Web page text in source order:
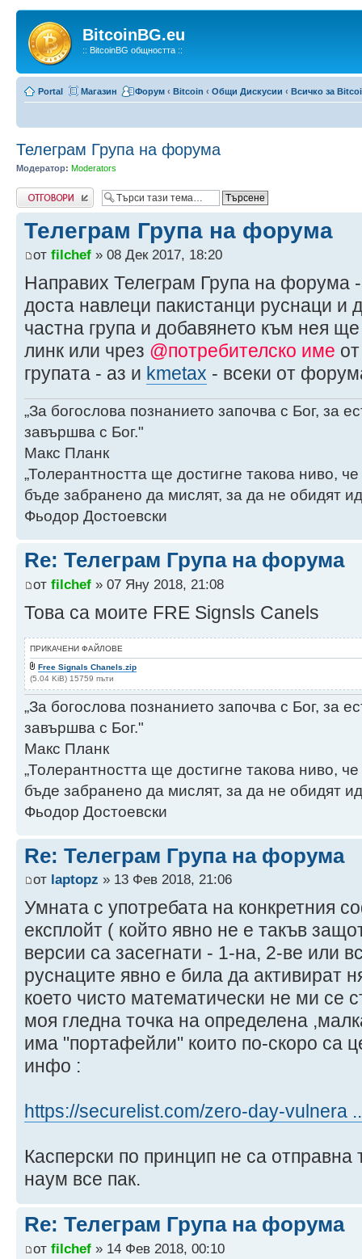
BitcoinBG.eu
:: BitcoinBG общността ::
Portal Магазин Форум ‹ Bitcoin ‹ Общи Дискусии ‹ Всичко за
Телеграм Група на форума
Модератор: Moderators
Write comments
Телеграм Група на форума
от filchef » 08 Дек 2017, 18:20
Направих Телеграм Група на форума
доста навлеци пакистанци руснаци и
частна група и добавянето към нея
линк или чрез @потребителско име
групата - аз и kmetax - всеки от
„За богослова познанието започва с Бог, за
завършва с Бог."
Макс Планк
„Толерантността ще достигне такова ниво,
бъде забранено да мислят, за да не обидят
Фьодор Достоевски
Re: Телеграм Група на форума
от filchef » 07 Яну 2018, 21:08
Това са моите FRE Signsls Canels
ПРИКАЧЕНИ ФАЙЛОВЕ
Free Signals Chanels.zip
(5.04 KiB) 15759 пъти
„За богослова познанието започва с Бог, за
завършва с Бог."
Макс Планк
„Толерантността ще достигне такова ниво,
бъде забранено да мислят, за да не обидят
Фьодор Достоевски
Re: Телеграм Група на форума
от laptopz » 13 Фев 2018, 21:06
Умната с употребата на конкретния
експлойт ( който явно не е такъв
версии са засегнати - 1-на, 2-ве или
руснаците явно е била да активират
което чисто математически не ми се
моя гледна точка на определена
има "портафейли" които по-скоро са
инфо :
https://securelist.com/zero-day-vulnera
Касперски по принцип не са
наум все пак.
Re: Телеграм Група на форума
от filchef » 14 Фев 2018, 00:10